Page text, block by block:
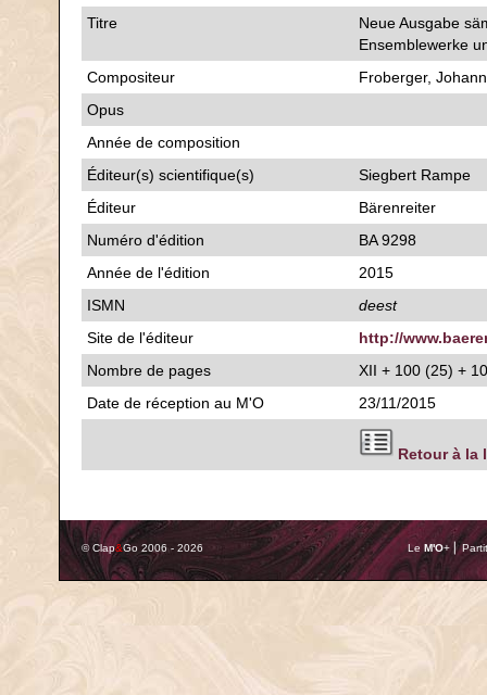
Titre
Neue Ausgabe
Ensemblewerke
Compositeur
Froberger,
Opus
Année de composition
Éditeur(s) scientifique(s)
Siegbert Rampe
Éditeur
Bärenreiter
Numéro d'édition
BA 9298
Année de l'édition
2015
ISMN
deest
Site de l'éditeur
http://
Nombre de pages
XII + 100 (25) +
Date de réception au M'O
23/11/2015
Retour à la
© Clap&Go 2006 - 2026 Le M'O+ ⎢